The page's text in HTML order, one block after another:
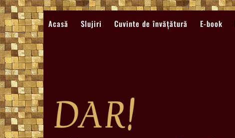
Sari
la
conținut
Acasă Slujiri Cuvinte de învățătură E-book